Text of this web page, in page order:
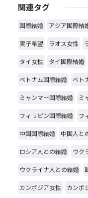
関連タグ
国際結婚 アジア国際結
実子希望 ラオス女性
タイ女性 タイ国際結婚
ベトナム国際結婚 ベト
ミャンマー国際結婚 ミ
フィリピン国際結婚 フ
中国国際結婚 中国人と
ロシア人との結婚 ウク
ウクライナ人との結婚
カンボジア女性 カンボ